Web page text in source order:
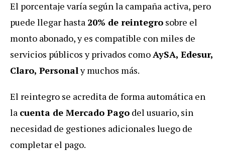
El porcentaje varía según la campaña activa, pero
puede llegar hasta 20% de reintegro sobre el
monto abonado, y es compatible con miles de
servicios públicos y privados comoAySA, Edesur,
Claro, Personaly muchos más.
El reintegro se acredita de forma automática en
la cuenta de Mercado Pago del usuario, sin
necesidad de gestiones adicionales luego de
completar el pago.